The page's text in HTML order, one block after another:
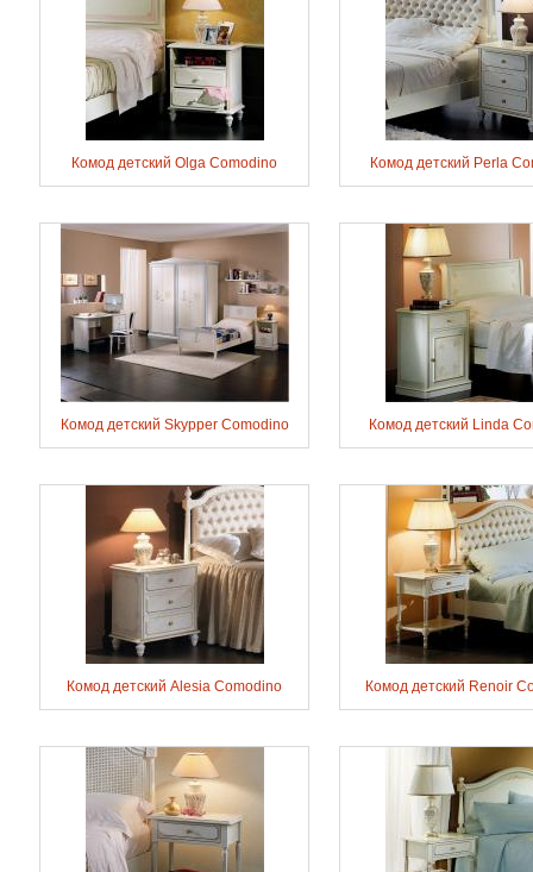
Комод детский Olga Comodino Комод детский Perla
Комод детский Skypper Comodino Комод детский Linda
Комод детский Alesia Comodino Комод детский Renoir